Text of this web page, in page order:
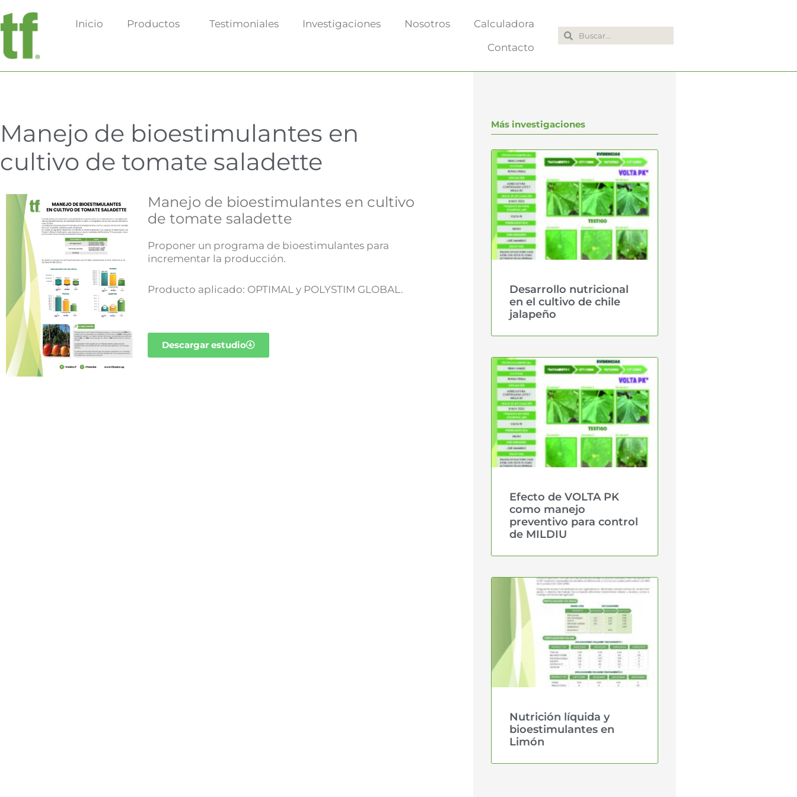
al
Inicio Productos Testimoniales Investigaciones Nosotros
Calculadora
Contacto
Search
Search
Manejo de bioestimulantes en
cultivo de tomate saladette
Manejo de bioestimulantes en cultivo
de tomate saladette
Proponer un programa de bioestimulantes para
incrementar la producción.
Producto aplicado: OPTIMAL y POLYSTIM GLOBAL.
Descargar estudio
Más investigaciones
Desarrollo nutricional
en el cultivo de chile
jalapeño
Efecto de VOLTA PK
como manejo
preventivo para control
de MILDIU
Nutrición líquida y
bioestimulantes en
Limón